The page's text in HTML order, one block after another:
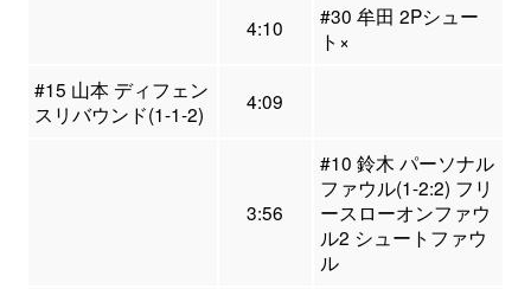
4:10
#30 牟田 2Pシュー
ト×
#15 山本 ディフェン
スリバウンド(1-1-2)
4:09
3:56
#10 鈴木 パーソナル
ファウル(1-2:2) フリ
ースローオンファウ
ル2 シュートファウ
ル